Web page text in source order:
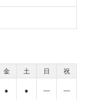
金 土 日
祝
● ● ― ―